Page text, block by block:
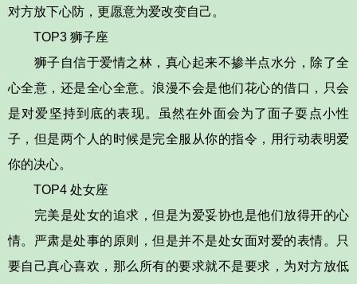
对方放下心防，更愿意为爱改变自己。
TOP3 狮子座
狮子自信于爱情之林，真心起来不掺半点水分，除了全
心全意，还是全心全意。浪漫不会是他们花心的借口，只会
是对爱坚持到底的表现。虽然在外面会为了面子耍点小性
子，但是两个人的时候是完全服从你的指令，用行动表明爱
你的决心。
TOP4 处女座
完美是处女的追求，但是为爱妥协也是他们放得开的心
情。严肃是处事的原则，但是并不是处女面对爱的表情。只
要自己真心喜欢，那么所有的要求就不是要求，为对方放低